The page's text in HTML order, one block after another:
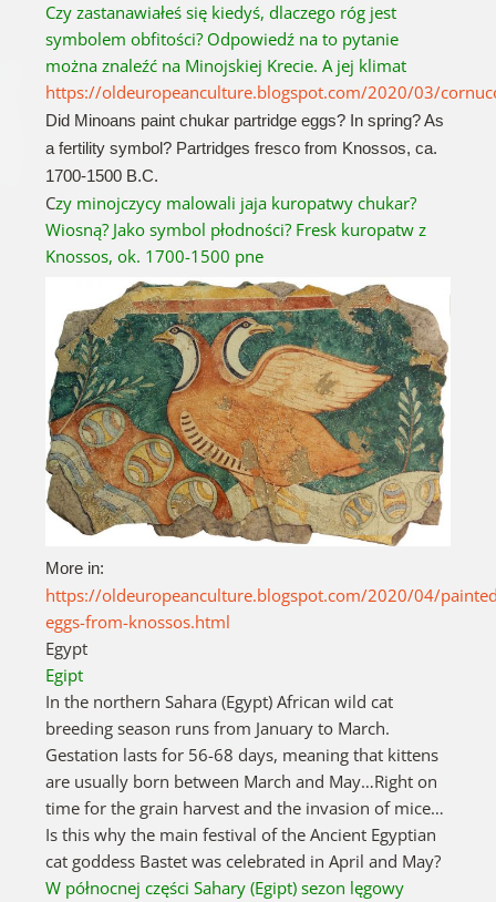
Czy zastanawiałeś się kiedyś, dlaczego róg jest
symbolem obfitości? Odpowiedź na to pytanie
można znaleźć na Minojskiej Krecie. A jej klimat
https://oldeuropeanculture.blogspot.com/2020/03/
Did Minoans paint chukar partridge eggs? In spring? As
a fertility symbol? Partridges fresco from Knossos, ca.
1700-1500 B.C.
Czy minojczycy malowali jaja kuropatwy chukar?
Wiosną? Jako symbol płodności? Fresk kuropatw z
Knossos, ok. 1700-1500 pne
More in:
https://oldeuropeanculture.blogspot.com/2020/04/
eggs-from-knossos.html
Egypt
Egipt
In the northern Sahara (Egypt) African wild cat
breeding season runs from January to March.
Gestation lasts for 56-68 days, meaning that kittens
are usually born between March and May…Right on
time for the grain harvest and the invasion of mice…
Is this why the main festival of the Ancient Egyptian
cat goddess Bastet was celebrated in April and May?
W północnej części Sahary (Egipt) sezon lęgowy